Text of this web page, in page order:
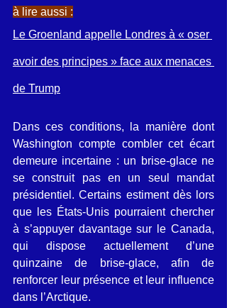
à lire aussi :
Le Groenland appelle Londres à « oser
avoir des principes » face aux menaces
de Trump
Dans ces conditions, la manière dont
Washington compte combler cet écart
demeure incertaine : un brise-glace ne
se construit pas en un seul mandat
présidentiel. Certains estiment dès lors
que les États-Unis pourraient chercher
à s’appuyer davantage sur le Canada,
qui dispose actuellement d’une
quinzaine de brise-glace, afin de
renforcer leur présence et leur influence
dans l’Arctique.